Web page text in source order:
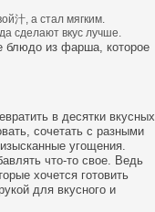
汁, а стал мягким.
сделают вкус лучше.
блюдо из фарша, которое
в десятки вкусных
сочетать с разными
угощения.
что-то свое. Ведь
хочется готовить
для вкусного и